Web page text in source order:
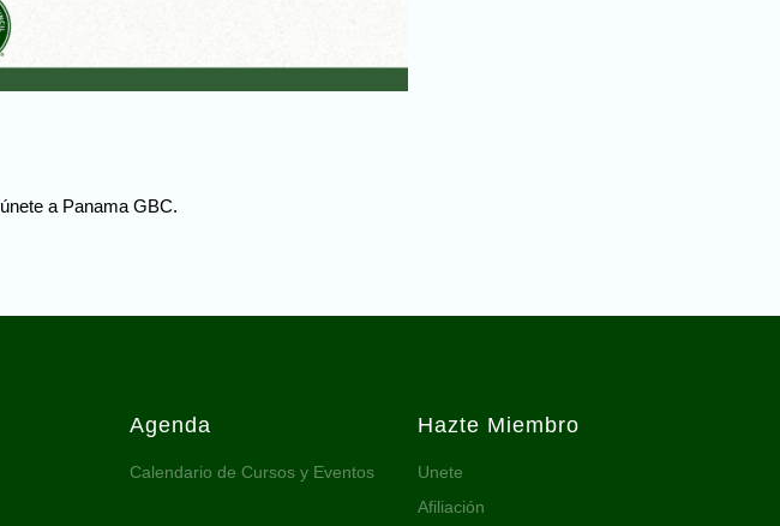
únete a Panama GBC.
Agenda
Calendario de Cursos y Eventos
Hazte Miembro
Unete
Afiliación